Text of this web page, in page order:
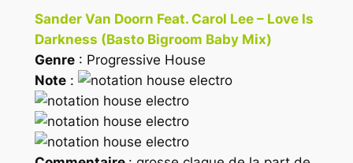
Sander Van Doorn Feat. Carol Lee – Love Is
Darkness (Basto Bigroom Baby Mix)
Genre: Progressive House
Note: